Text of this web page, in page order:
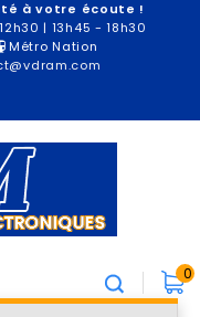
à votre écoute !
| 13h45 - 18h30
Métro Nation
0